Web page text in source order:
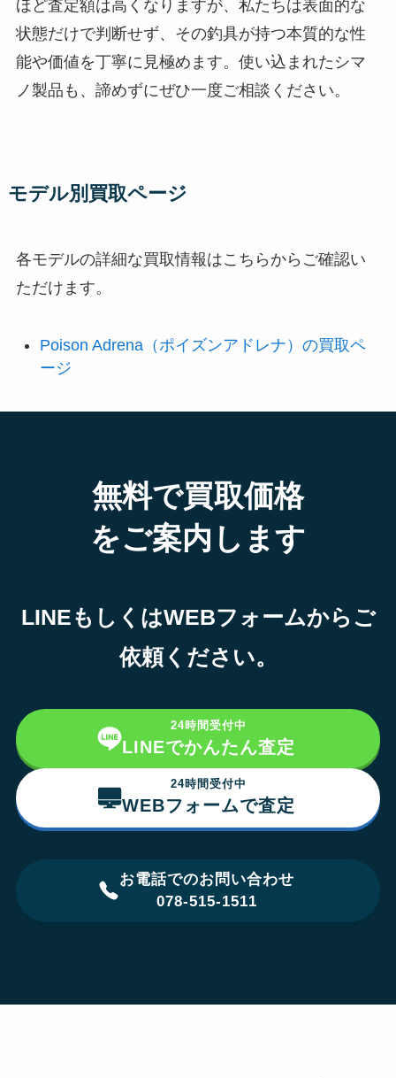
ほど査定額は高くなりますが、私たちは表面的な
状態だけで判断せず、その釣具が持つ本質的な性
能や価値を丁寧に見極めます。使い込まれたシマ
ノ製品も、諦めずにぜひ一度ご相談ください。
モデル別買取ページ
各モデルの詳細な買取情報はこちらからご確認い
ただけます。
Poison Adrena（ポイズンアドレナ）の買取ペ
ージ
無料で買取価格
をご案内します
LINEもしくはWEBフォームからご
依頼ください。
24時間受付中
LINEでかんたん査定
24時間受付中
WEBフォームで査定
お電話でのお問い合わせ
078-515-1511